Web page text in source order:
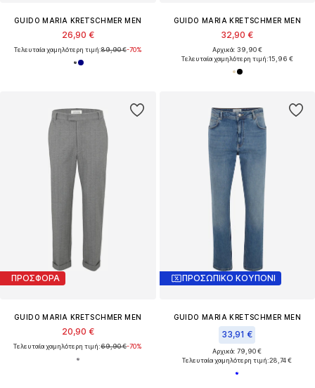
GUIDO MARIA KRETSCHMER MEN
26,90 €
Τελευταία χαμηλότερη τιμή:89,90 €-70%
GUIDO MARIA KRETSCHMER MEN
32,90 €
Αρχικά: 39,90 €
Τελευταία χαμηλότερη τιμή:15,96 €
ΠΡΟΣΦΟΡΑ
GUIDO MARIA KRETSCHMER MEN
20,90 €
Τελευταία χαμηλότερη τιμή:69,90 €-70%
ΠΡΟΣΩΠΙΚΟ ΚΟΥΠΟΝΙ
GUIDO MARIA KRETSCHMER MEN
33,91 €
Αρχικά: 79,90 €
Τελευταία χαμηλότερη τιμή:28,74 €